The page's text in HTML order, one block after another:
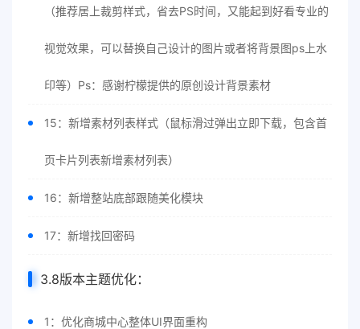
（推荐居上裁剪样式，省去PS时间，又能起到好看专业的
视觉效果，可以替换自己设计的图片或者将背景图ps上水
印等）Ps：感谢柠檬提供的原创设计背景素材
15：新增素材列表样式（鼠标滑过弹出立即下载，包含首
页卡片列表新增素材列表）
16：新增整站底部跟随美化模块
17：新增找回密码
3.8版本主题优化：
1：优化商城中心整体UI界面重构